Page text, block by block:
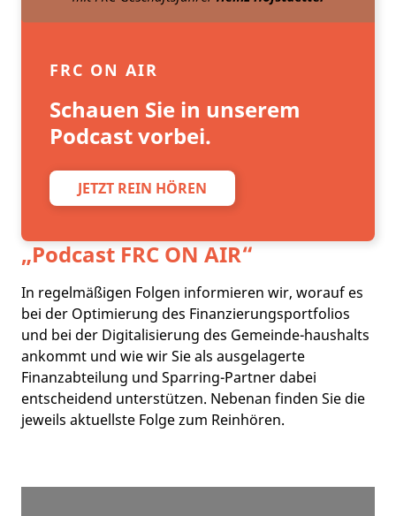
FRC ON AIR
Schauen Sie in unserem
Podcast vorbei.
JETZT REIN HÖREN
„Podcast FRC ON AIR“
In regelmäßigen Folgen informieren wir, worauf es
bei der Optimierung des Finanzierungsportfolios
und bei der Digitalisierung des Gemeinde-haushalts
ankommt und wie wir Sie als ausgelagerte
Finanzabteilung und Sparring-Partner dabei
entscheidend unterstützen. Nebenan finden Sie die
jeweils aktuellste Folge zum Reinhören.